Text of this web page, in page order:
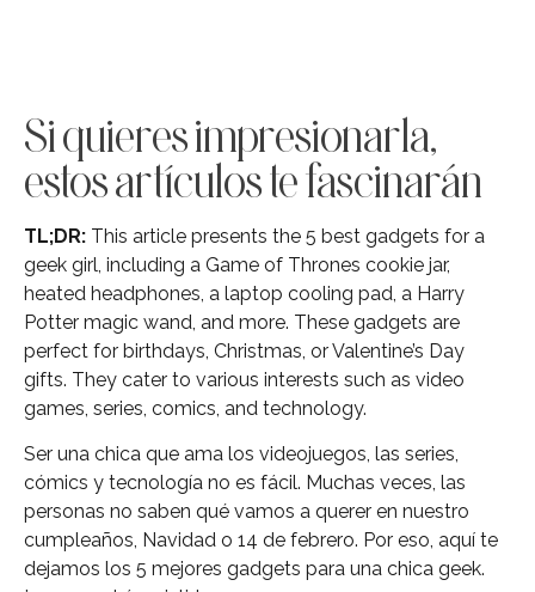
Si quieres impresionarla,
estos artículos te fascinarán
TL;DR: This article presents the 5 best gadgets for a
geek girl, including a Game of Thrones cookie jar,
heated headphones, a laptop cooling pad, a Harry
Potter magic wand, and more. These gadgets are
perfect for birthdays, Christmas, or Valentine’s Day
gifts. They cater to various interests such as video
games, series, comics, and technology.
Ser una chica que ama los videojuegos, las series,
cómics y tecnología no es fácil. Muchas veces, las
personas no saben qué vamos a querer en nuestro
cumpleaños, Navidad o 14 de febrero. Por eso, aquí te
dejamos los 5 mejores gadgets para una chica geek.